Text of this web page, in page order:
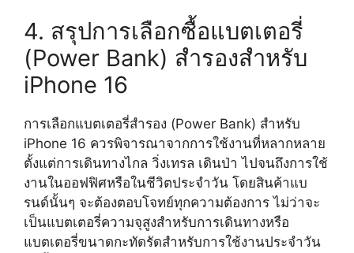
4. สรุปการเลือกซื้อแบตเตอรี่
(Power Bank) สำรองสำหรับ
iPhone 16
การเลือกแบตเตอรี่สำรอง (Power Bank) สำหรับ
iPhone 16 ควรพิจารณาจากการใช้งานที่หลากหลาย
ตั้งแต่การเดินทางไกล วิ่งเทรล เดินป่า ไปจนถึงการใช้
งานในออฟฟิศหรือในชีวิตประจำวัน โดยสินค้าแบ
รนด์นั้นๆ จะต้องตอบโจทย์ทุกความต้องการ ไม่ว่าจะ
เป็นแบตเตอรี่ความจุสูงสำหรับการเดินทางหรือ
แบตเตอรี่ขนาดกะทัดรัดสำหรับการใช้งานประจำวัน